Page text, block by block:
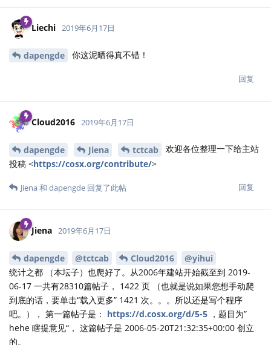
Liechi 2019年6月17日
dapengde 你这泥晒得真不错！
回复
Cloud2016 2019年6月17日
dapengde Jiena tctcab
欢迎各位整理一下给主站
投稿 <https://cosx.org/contribute/>
回复
Jiena和 dapengde 回复了此帖
Jiena 2019年6月17日
dapengde @tctcab Cloud2016
@yihui
统计之都 （本坛子）也爬好了。从2006年建站开始截至到 2019-
06-17 一共有28310篇帖子， 1422 页 （也就是说如果您想手动爬
到底的话，要单击“载入更多” 1421 次。。。所以还是写个程序
吧。）， 第一篇帖子是： https://d.cosx.org/d/5-5 ，题目为”
hehe 瞎提意见“， 这篇帖子是 2006-05-20T21:32:35+00:00 创立
的。